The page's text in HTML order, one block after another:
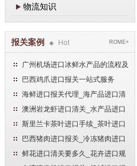
物流知识
报关案例 Hot ROME+
广州机场进口冰鲜水产品的流程及
手续
巴西鸡爪进口报关一站式服务
海鲜进口报关代理_海产品进口清
关流程
澳洲岩龙虾进口清关_水产品进口
报关流程
斯里兰卡茶叶进口手续_茶叶进口
清关流程
巴西猪肉进口报关_冷冻猪肉进口
流程
鲜花进口清关要多久_花卉进口规